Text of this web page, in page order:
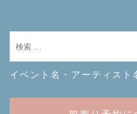
イベント名・アーティスト